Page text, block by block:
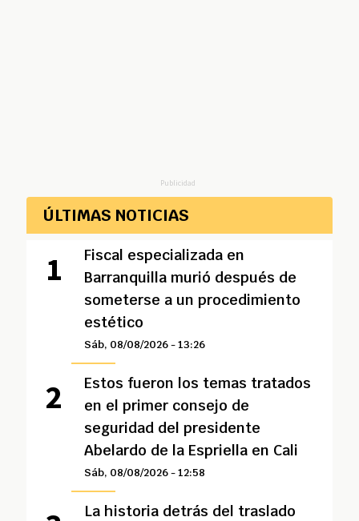
Publicidad
ÚLTIMAS NOTICIAS
Fiscal especializada en
Barranquilla murió después de
someterse a un procedimiento
estético
Sáb, 08/08/2026 - 13:26
Estos fueron los temas tratados
en el primer consejo de
seguridad del presidente
Abelardo de la Espriella en Cali
Sáb, 08/08/2026 - 12:58
La historia detrás del traslado